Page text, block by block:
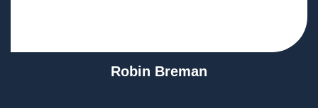
Robin Breman